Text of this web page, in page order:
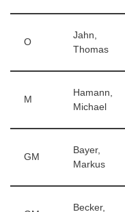
O
Jahn,
Thomas
M
Hamann,
Michael
GM
Bayer,
Markus
Becker,